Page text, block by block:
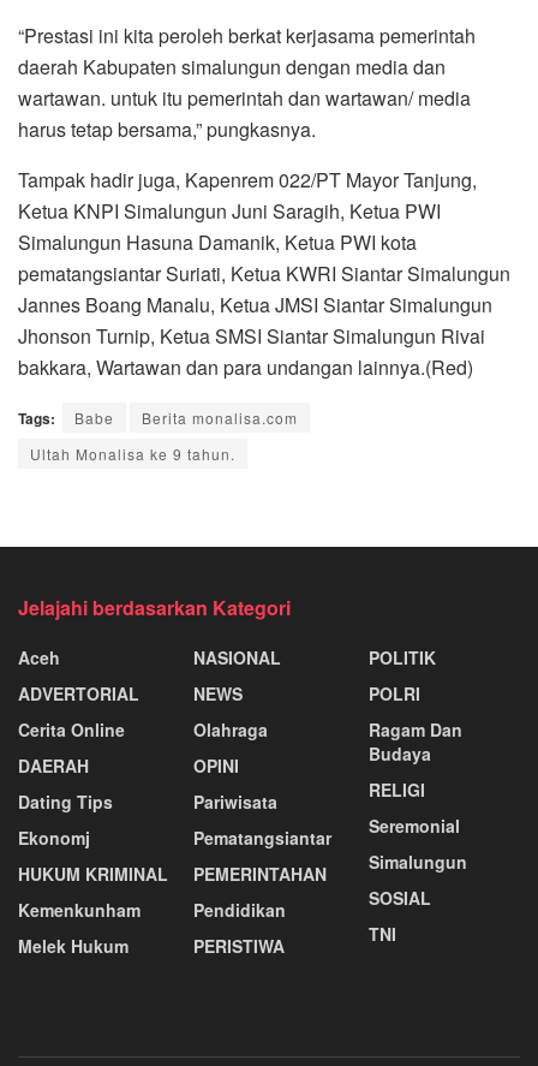
“Prestasi ini kita peroleh berkat kerjasama pemerintah
daerah Kabupaten simalungun dengan media dan
wartawan. untuk itu pemerintah dan wartawan/ media
harus tetap bersama,” pungkasnya.
Tampak hadir juga, Kapenrem 022/PT Mayor Tanjung,
Ketua KNPI Simalungun Juni Saragih, Ketua PWI
Simalungun Hasuna Damanik, Ketua PWI kota
pematangsiantar Suriati, Ketua KWRI Siantar Simalungun
Jannes Boang Manalu, Ketua JMSI Siantar Simalungun
Jhonson Turnip, Ketua SMSI Siantar Simalungun Rivai
bakkara, Wartawan dan para undangan lainnya.(Red)
Tags: Babe
Berita monalisa.com
Ultah Monalisa ke 9 tahun.
Jelajahi berdasarkan Kategori
Aceh
ADVERTORIAL
Cerita Online
DAERAH
Dating Tips
Ekonomj
HUKUM KRIMINAL
Kemenkunham
Melek Hukum
NASIONAL
NEWS
Olahraga
OPINI
Pariwisata
Pematangsiantar
PEMERINTAHAN
Pendidikan
PERISTIWA
POLITIK
POLRI
Ragam Dan
Budaya
RELIGI
Seremonial
Simalungun
SOSIAL
TNI